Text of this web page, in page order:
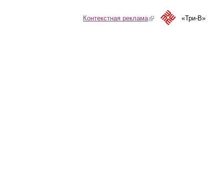
Контекстная реклама(link is external)«Три-В»